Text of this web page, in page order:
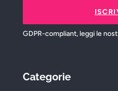
GDPR-compliant, leggi le
Categorie